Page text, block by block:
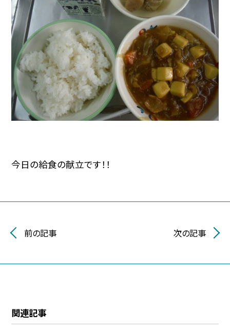
今日の給食の献立です！！
前の記事 次の記事
関連記事